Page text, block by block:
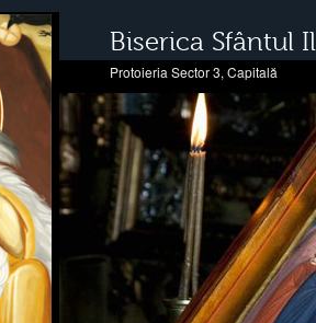
Biserica Sfântul
Protoieria Sector 3, Capitală